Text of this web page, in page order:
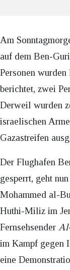
Am
auf dem Ben-
Personen
berichtet, zwei
Derweil wurden
israelischen
Gazastreifen
Der Flughafen
gesperrt, geht
Mohammed al-
Huthi-Miliz im
Fernsehsender
im Kampf gegen
eine